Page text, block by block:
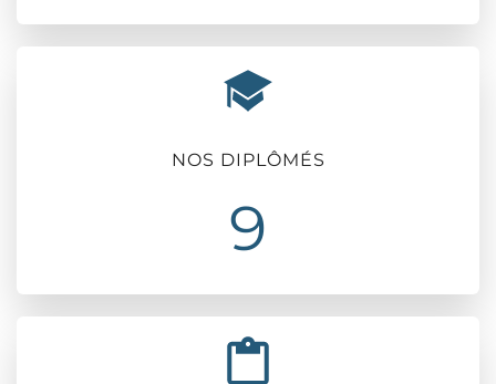
NOS DIPLÔMÉS
9